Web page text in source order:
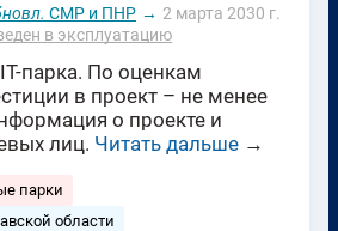
СМР и ПНР → 2 марта 2030 г.
в эксплуатацию
парка. По оценкам
в проект – не менее
о проекте и
лиц. Читать дальше →
парки
области